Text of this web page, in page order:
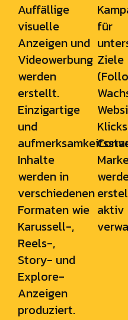
Auffällige
visuelle
Anzeigen und
Videowerbung
werden
erstellt.
Einzigartige
und
Inhalte
werden in
verschiedenen
Formaten wie
Karussell-,
Reels-,
Story- und
Explore-
Anzeigen
produziert.
für
Ziele
aktiv